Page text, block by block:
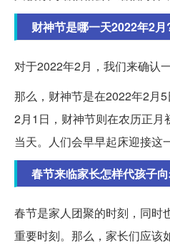
财神节是哪一天2022年2月
对于2022年2月，我们来确认
那么，财神节是在2022年2月
2月1日，财神节则在农历正月
当天。人们会早早起床迎接这
春节来临家长怎样代孩子
春节是家人团聚的时刻，同时
重要时刻。那么，家长们应该